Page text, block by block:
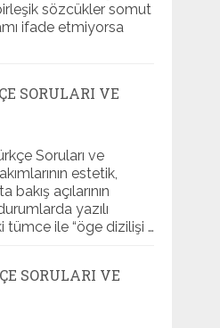
sözcükler somut
ifade etmiyorsa
SORULARI VE
Soruları ve
estetik,
açılarının
yazılı
tümce ile “öge dizilişi …
SORULARI VE